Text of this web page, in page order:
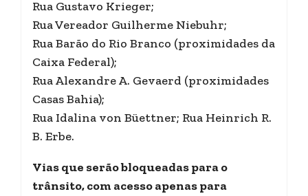
Rua Gustavo Krieger;
Rua Vereador Guilherme Niebuhr;
Rua Barão do Rio Branco (proximidades da
Caixa Federal);
Rua Alexandre A. Gevaerd (proximidades
Casas Bahia);
Rua Idalina von Büettner; Rua Heinrich R.
B. Erbe.
Vias que serão bloqueadas para o
trânsito, com acesso apenas para